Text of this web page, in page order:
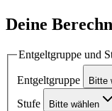
Deine
Entgeltgruppe und
Entgeltgruppe Bitte
Stufe Bitte wählen